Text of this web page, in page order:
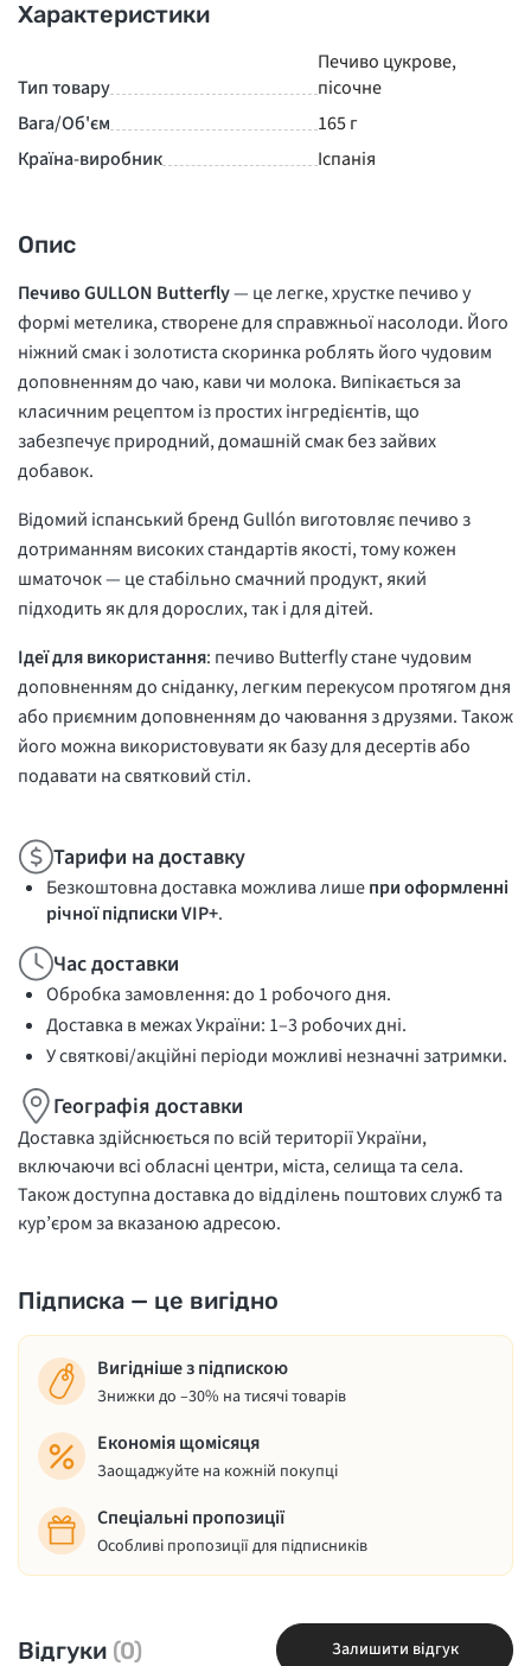
Характеристики
Тип товару
Печиво цукрове,
пісочне
Вага/Об'єм
165 г
Країна-виробник
Іспанія
Опис
Печиво GULLON Butterfly— це легке, хрустке печиво у
формі метелика, створене для справжньої насолоди. Його
ніжний смак і золотиста скоринка роблять його чудовим
доповненням до чаю, кави чи молока. Випікається за
класичним рецептом із простих інгредієнтів, що
забезпечує природний, домашній смак без зайвих
добавок.
Відомий іспанський бренд Gullón виготовляє печиво з
дотриманням високих стандартів якості, тому кожен
шматочок — це стабільно смачний продукт, який
підходить як для дорослих, так і для дітей.
Ідеї для використання: печиво Butterfly стане чудовим
доповненням до сніданку, легким перекусом протягом дня
або приємним доповненням до чаювання з друзями. Також
його можна використовувати як базу для десертів або
подавати на святковий стіл.
Тарифи на доставку
Безкоштовна доставка можлива лишепри оформленні
річної підписки VIP+.
Час доставки
Обробка замовлення: до 1 робочого дня.
Доставка в межах України: 1–3 робочих дні.
У святкові/акційні періоди можливі незначні затримки.
Географія доставки
Доставка здійснюється по всій території України,
включаючи всі обласні центри, міста, селища та села.
Також доступна доставка до відділень поштових служб та
кур’єром за вказаною адресою.
Підписка — це вигідно
Вигідніше з підпискою
Знижки до –30% на тисячі товарів
Економія щомісяця
Заощаджуйте на кожній покупці
Спеціальні пропозиції
Особливі пропозиції для підписників
Відгуки (0) Залишити відгук